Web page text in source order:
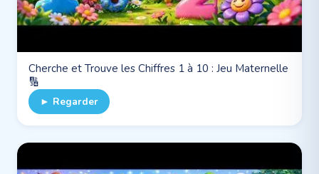
Cherche et Trouve les Chiffres 1 à 10 : Jeu Maternelle
🔢
► Regarder